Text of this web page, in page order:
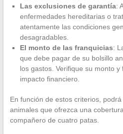
Las exclusiones de garantía:
enfermedades hereditarias o
atentamente las condiciones
desagradables.
El monto de las franquicias:
que debe pagar de su bolsillo
los gastos. Verifique su monto
impacto financiero.
En función de estos criterios,
animales que ofrezca una
compañero de cuatro patas.